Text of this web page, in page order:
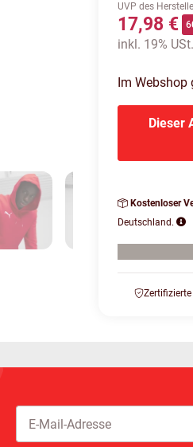
UVP des
17,98 €
inkl. 19%
Im Webshop
Dieser
Kostenloser
Deutschland.